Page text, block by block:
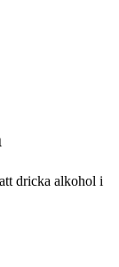
dricka alkohol i